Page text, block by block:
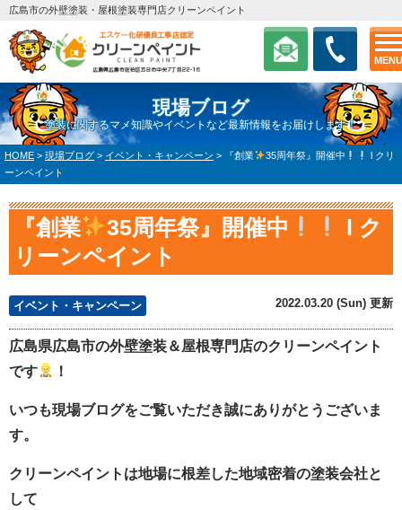
MENU
広島市の外壁塗装・屋根塗装専門店クリーンペイント
現場ブログ
塗装に関するマメ知識やイベントなど最新情報をお届けします！
HOME > 現場ブログ > イベント・キャンペーン > 『創業 35周年祭』開催中
l クリ
ーンペイント
『創業 35周年祭』開催中
l ク
リーンペイント
イベント・キャンペーン 2022.03.20 (Sun) 更新
広島県広島市の外壁塗装＆屋根専門店のクリーンペイント
です
！
いつも現場ブログをご覧いただき誠にありがとうございま
す。
クリーンペイントは地場に根差した地域密着の塗装会社と
して